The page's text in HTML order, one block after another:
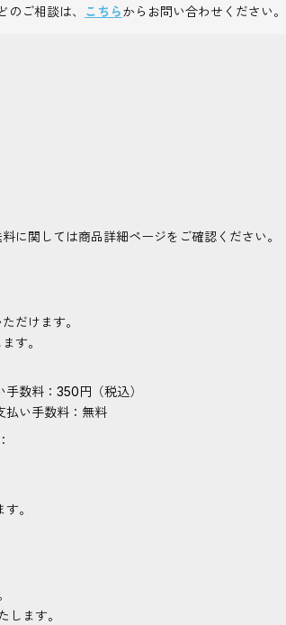
のご相談は、
こちらからお問い合わせください。
に関しては商品詳細ページをご確認ください。
だけます。
す。
数料：350円（税込）
払い手数料：無料
。
します。